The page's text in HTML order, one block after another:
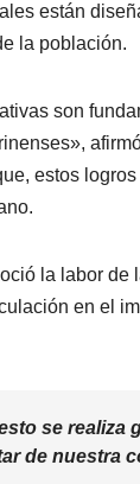
están
la población.
son
estos
la labor
en el
se realiza
de nuestra